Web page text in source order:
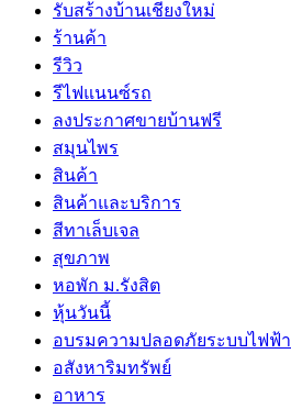
รับสร้างบ้านเชียงใหม่
ร้านค้า
รีวิว
รีไฟแนนซ์รถ
ลงประกาศขายบ้านฟรี
สมุนไพร
สินค้า
สินค้าและบริการ
สีทาเล็บเจล
สุขภาพ
หอพัก ม.รังสิต
หุ้นวันนี้
อบรมความปลอดภัยระบบไฟฟ้า
อสังหาริมทรัพย์
อาหาร